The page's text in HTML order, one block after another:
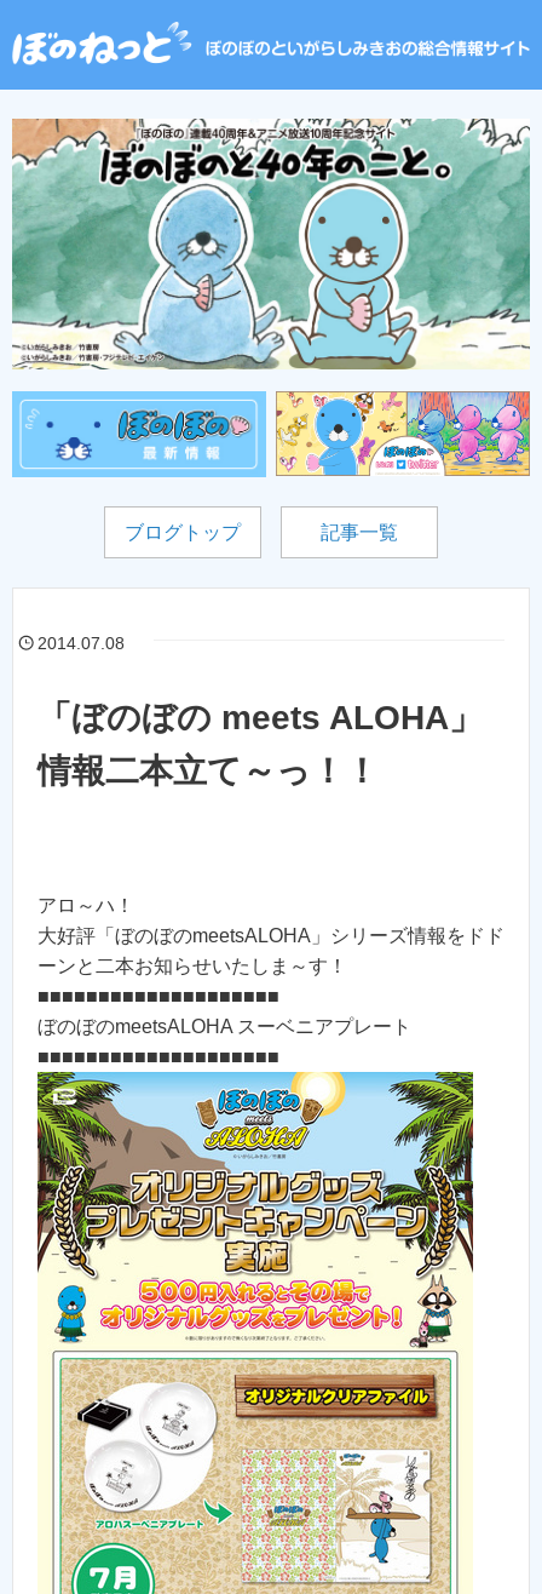
ブログトップ 記事一覧
2014.07.08
「ぼのぼの meets ALOHA」
情報二本立て～っ！！
アロ～ハ！
大好評「ぼのぼのmeetsALOHA」シリーズ情報をドド
ーンと二本お知らせいたしま～す！
■■■■■■■■■■■■■■■■■■■■
ぼのぼのmeetsALOHA スーベニアプレート
■■■■■■■■■■■■■■■■■■■■